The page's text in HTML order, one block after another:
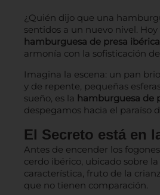
¿Quién dijo que una
sentidos a un nuevo nivel.
hamburguesa de presa
armonía con la sofisticación
Imagina la escena: un pan
y de repente, pequeñas
sueño, es la hamburguesa de
despegamos hacia el paraíso
El Secreto está en
Antes de encender los
cerdo ibérico, ubicado sobre
característica, fruto de la
que no tienen comparación.